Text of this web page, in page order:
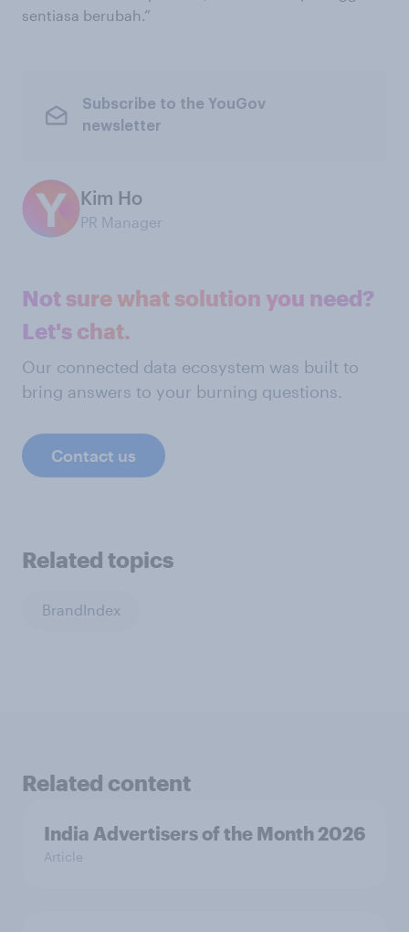
sentiasa berubah.”
Subscribe to the YouGov
newsletter
Kim Ho
PR Manager
Not sure what solution you need?
Let's chat.
Our connected data ecosystem was built to
bring answers to your burning questions.
Contact us
Related topics
BrandIndex
Related content
India Advertisers of the Month 2026
Article